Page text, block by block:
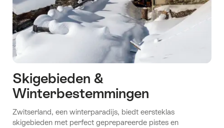
Skigebieden &
Winterbestemmingen
Zwitserland, een winterparadijs, biedt eersteklas
skigebieden met perfect geprepareerde pistes en